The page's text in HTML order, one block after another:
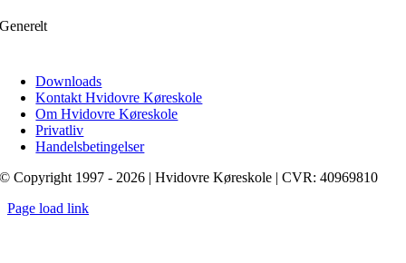
Generelt
Downloads
Kontakt Hvidovre Køreskole
Om Hvidovre Køreskole
Privatliv
Handelsbetingelser
© Copyright 1997 - 2026 | Hvidovre Køreskole | CVR: 40969810
Page load link